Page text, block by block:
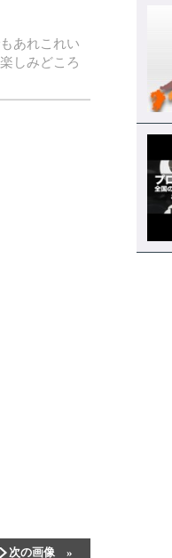
あれこれい
しみどころ
次の画像